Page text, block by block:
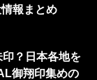
報まとめ
？日本各地を
御翔印集めの